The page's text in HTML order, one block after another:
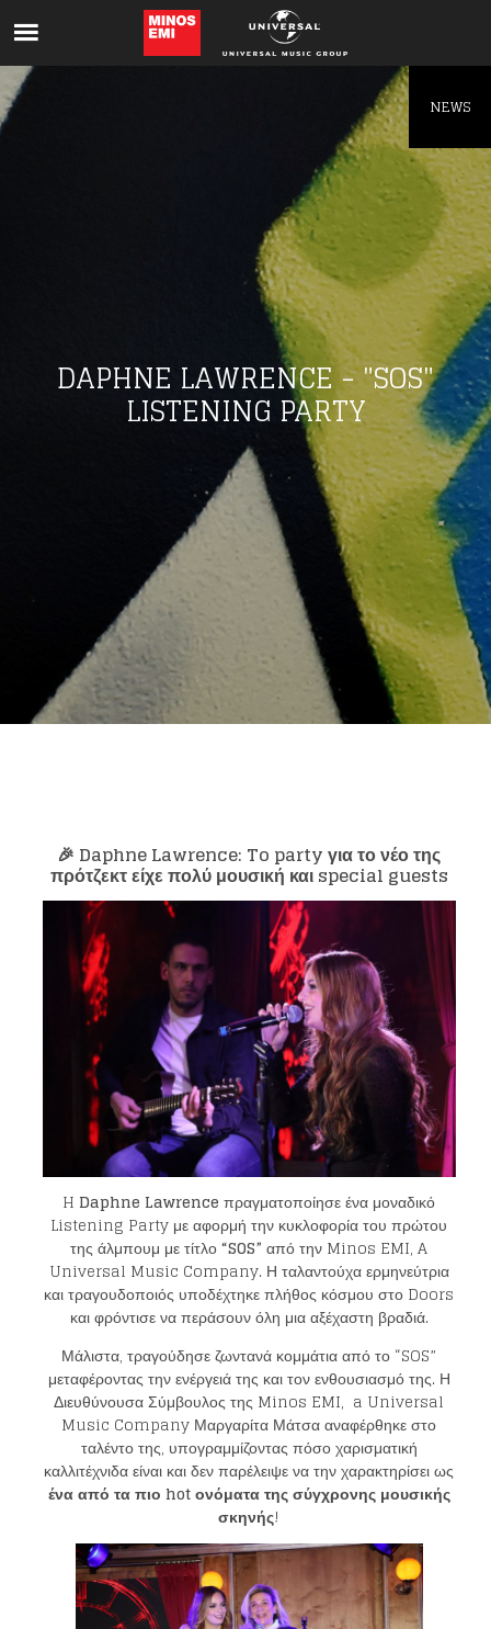
DAPHNE LAWRENCE - "SOS"
LISTENING PARTY
🎉 Daphne Lawrence: To partyγια το νέο της
πρότζεκτ είχε πολύ μουσική καιspecial guests
H Daphne Lawrence πραγματοποίησε ένα μοναδικό
Listening Party με αφορμή την κυκλοφορία του πρώτου
της άλμπουμ με τίτλο“SOS” από την Minos EMI, A
Universal Music Company. Η ταλαντούχα ερμηνεύτρια
και τραγουδοποιός υποδέχτηκε πλήθος κόσμου στο Doors
και φρόντισε να περάσουν όλη μια αξέχαστη βραδιά.
Μάλιστα, τραγούδησε ζωντανά κομμάτια από το “SOS”
μεταφέροντας την ενέργειά της και τον ενθουσιασμό της. Η
Διευθύνουσα Σύμβουλος της Minos EMI, a Universal
Music Company Μαργαρίτα Μάτσα αναφέρθηκε στο
ταλέντο της, υπογραμμίζοντας πόσο χαρισματική
καλλιτέχνιδα είναι και δεν παρέλειψε να την χαρακτηρίσει ως
ένα από τα πιο hotονόματα της σύγχρονης μουσικής
σκηνής!
NEWS
Like being first?
Get news from your favorite artists before
everyone else.